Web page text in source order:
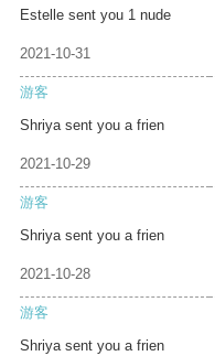
Estelle sent you 1 nude
2021-10-31
游客
Shriya sent you a frien
2021-10-29
游客
Shriya sent you a frien
2021-10-28
游客
Shriya sent you a frien